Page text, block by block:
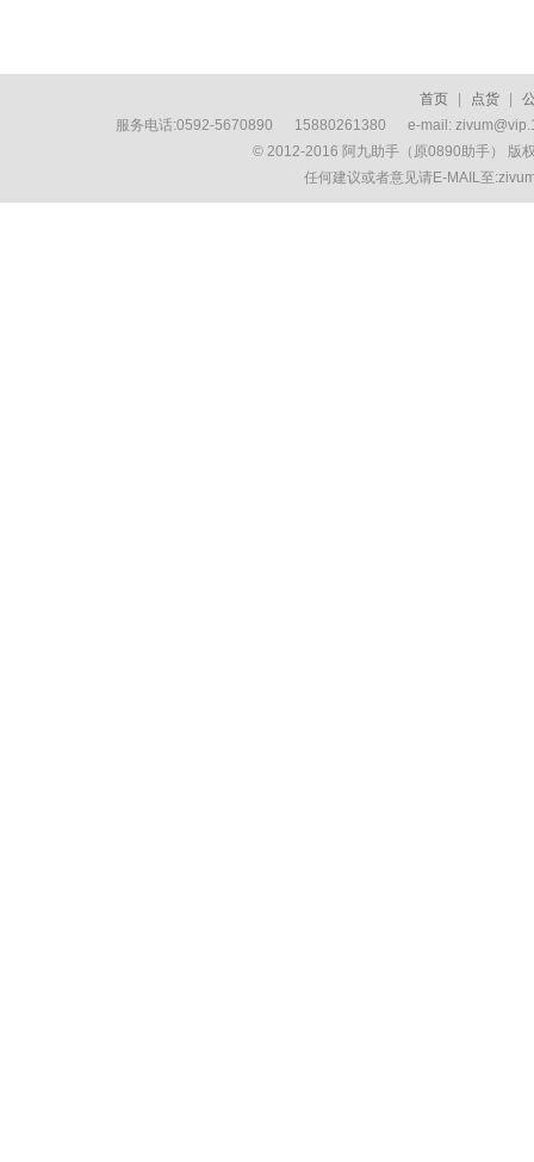
首页 点货
服务电话:0592-5670890 15880261380 e-mail:
© 2012-2016 阿九助手（原0890助手） 版
任何建议或者意见请E-MAIL至